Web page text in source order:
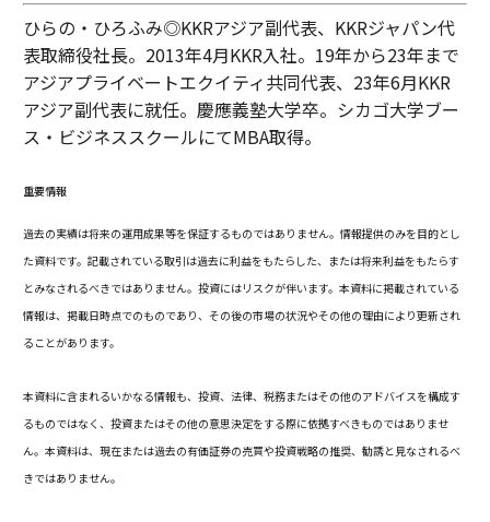
ひらの・ひろふみ◎KKRアジア副代表、KKRジャパン代
表取締役社長。2013年4月KKR入社。19年から23年まで
アジアプライベートエクイティ共同代表、23年6月KKR
アジア副代表に就任。慶應義塾大学卒。シカゴ大学ブー
ス・ビジネススクールにてMBA取得。
重要情報
過去の実績は将来の運用成果等を保証するものではありません。情報提供のみを目的とし
た資料です。記載されている取引は過去に利益をもたらした、または将来利益をもたらす
とみなされるべきではありません。投資にはリスクが伴います。本資料に掲載されている
情報は、掲載日時点でのものであり、その後の市場の状況やその他の理由により更新され
ることがあります。
本資料に含まれるいかなる情報も、投資、法律、税務またはその他のアドバイスを構成す
るものではなく、投資またはその他の意思決定をする際に依拠すべきものではありませ
ん。本資料は、現在または過去の有価証券の売買や投資戦略の推奨、勧誘と見なされるべ
きではありません。